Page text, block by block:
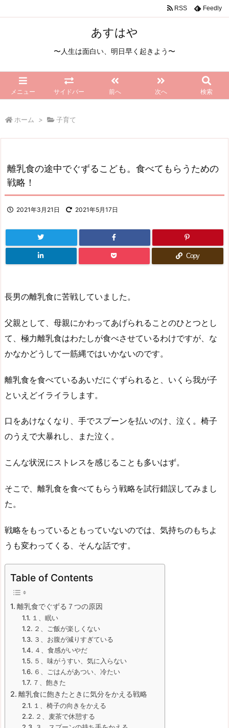
あすはや
〜人生は面白い、明日早く起きよう〜
メニュー サイドバー 前へ 次へ 検索
RSS Feedly
ホーム > 子育て
離乳食の途中でぐずるこども。食べてもらうための
戦略！
2021年3月21日 2021年5月17日
Copy
長男の離乳食に苦戦していました。
父親として、母親にかわってあげられることのひとつとし
て、極力離乳食はわたしが食べさせているわけですが、な
かなかどうして一筋縄ではいかないのです。
離乳食を食べているあいだにぐずられると、いくら我が子
といえどイライラします。
口をあけなくなり、手でスプーンを払いのけ、泣く。椅子
のうえで大暴れし、また泣く。
こんな状況にストレスを感じることも多いはず。
そこで、離乳食を食べてもらう戦略を試行錯誤してみまし
た。
戦略をもっているともっていないのでは、気持ちのもちよ
うも変わってくる、そんな話です。
Table of Contents
離乳食でぐずる７つの原因
１、眠い
２、ご飯が楽しくない
３、お腹が減りすぎている
４、食感がいやだ
５、味がうすい、気に入らない
６、ごはんがあつい、冷たい
７、飽きた
離乳食に飽きたときに気分をかえる戦略
１、椅子の向きをかえる
２、麦茶で休憩する